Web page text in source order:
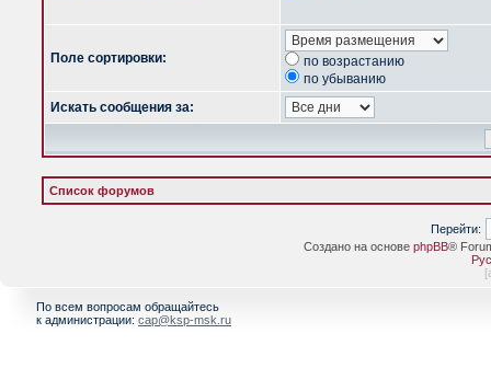
Поле сортировки:
по возрастанию
по убыванию
Искать сообщения за:
Список форумов
Перейти:
Создано на основе phpBB®
[
По всем вопросам обращайтесь
к администрации: cap@ksp-msk.ru